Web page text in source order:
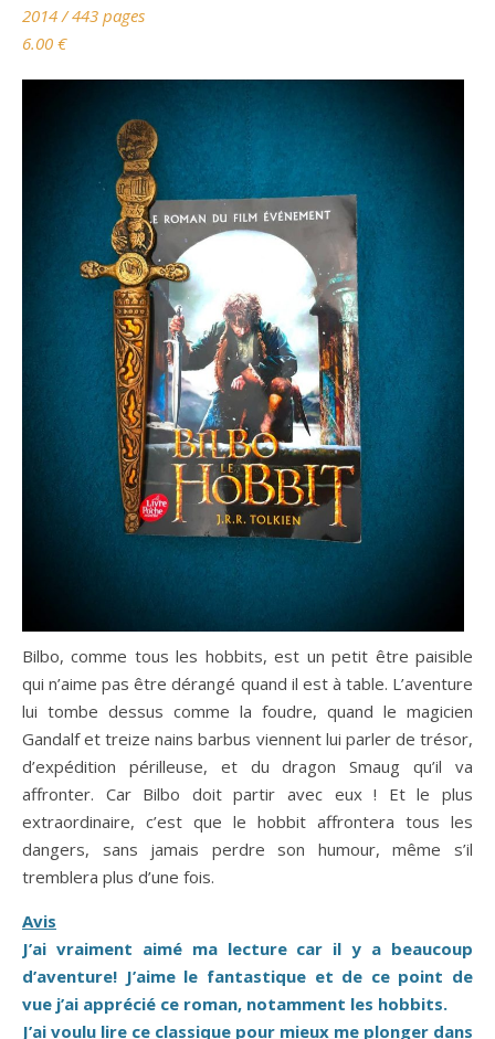
2014 / 443 pages
6.00 €
Bilbo, comme tous les hobbits, est un petit être paisible
qui n’aime pas être dérangé quand il est à table. L’aventure
lui tombe dessus comme la foudre, quand le magicien
Gandalf et treize nains barbus viennent lui parler de trésor,
d’expédition périlleuse, et du dragon Smaug qu’il va
affronter. Car Bilbo doit partir avec eux ! Et le plus
extraordinaire, c’est que le hobbit affrontera tous les
dangers, sans jamais perdre son humour, même s’il
tremblera plus d’une fois.
Avis
J’ai vraiment aimé ma lecture car il y a beaucoup
d’aventure! J’aime le fantastique et de ce point de
vue j’ai apprécié ce roman, notamment les hobbits.
J’ai voulu lire ce classique pour mieux me plonger dans